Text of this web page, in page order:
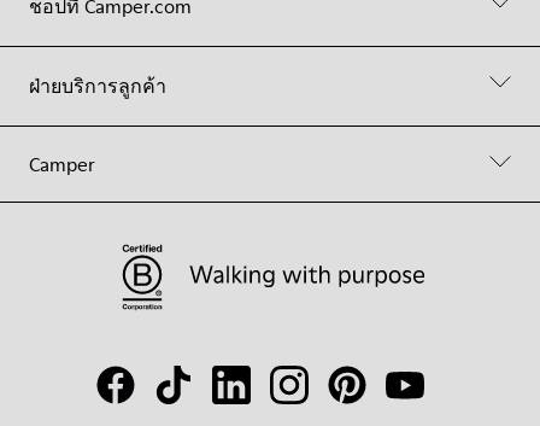
ช็อปที่ Camper.com
ฝ่ายบริการลูกค้า
Camper